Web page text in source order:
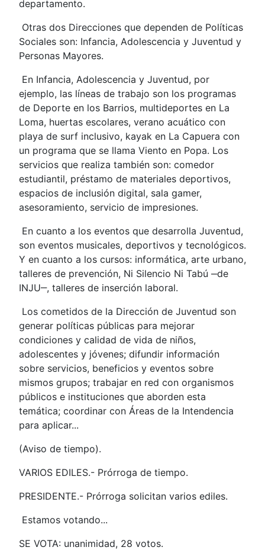
departamento.
Otras dos Direcciones que dependen de Políticas
Sociales son: Infancia, Adolescencia y Juventud y
Personas Mayores.
En Infancia, Adolescencia y Juventud, por
ejemplo, las líneas de trabajo son los programas
de Deporte en los Barrios, multideportes en La
Loma, huertas escolares, verano acuático con
playa de surf inclusivo, kayak en La Capuera con
un programa que se llama Viento en Popa. Los
servicios que realiza también son: comedor
estudiantil, préstamo de materiales deportivos,
espacios de inclusión digital, sala gamer,
asesoramiento, servicio de impresiones.
En cuanto a los eventos que desarrolla Juventud,
son eventos musicales, deportivos y tecnológicos.
Y en cuanto a los cursos: informática, arte urbano,
talleres de prevención, Ni Silencio Ni Tabú ‒de
INJU‒, talleres de inserción laboral.
Los cometidos de la Dirección de Juventud son
generar políticas públicas para mejorar
condiciones y calidad de vida de niños,
adolescentes y jóvenes; difundir información
sobre servicios, beneficios y eventos sobre
mismos grupos; trabajar en red con organismos
públicos e instituciones que aborden esta
temática; coordinar con Áreas de la Intendencia
para aplicar...
(Aviso de tiempo).
VARIOS EDILES.- Prórroga de tiempo.
PRESIDENTE.- Prórroga solicitan varios ediles.
Estamos votando...
SE VOTA: unanimidad, 28 votos.